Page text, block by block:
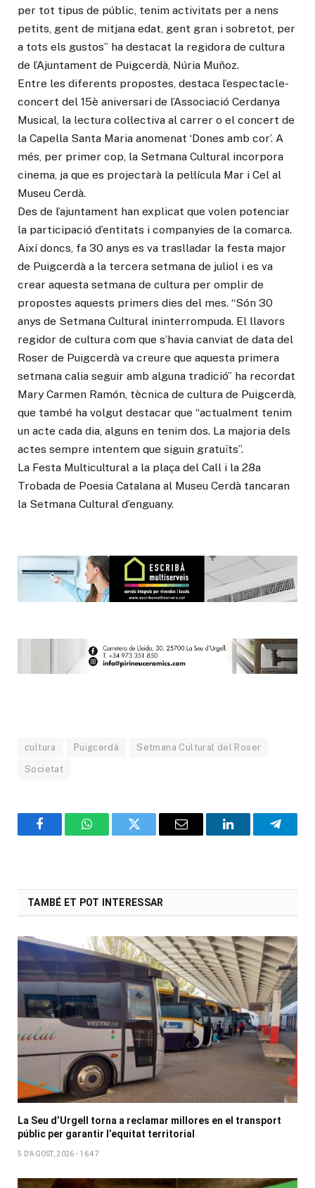
per tot tipus de públic, tenim activitats per a nens
petits, gent de mitjana edat, gent gran i sobretot, per
a tots els gustos” ha destacat la regidora de cultura
de l’Ajuntament de Puigcerdà, Núria Muñoz.
Entre les diferents propostes, destaca l’espectacle-
concert del 15è aniversari de l’Associació Cerdanya
Musical, la lectura col·lectiva al carrer o el concert de
la Capella Santa Maria anomenat ‘Dones amb cor’. A
més, per primer cop, la Setmana Cultural incorpora
cinema, ja que es projectarà la pel·lícula Mar i Cel al
Museu Cerdà.
Des de l’ajuntament han explicat que volen potenciar
la participació d’entitats i companyies de la comarca.
Així doncs, fa 30 anys es va traslladar la festa major
de Puigcerdà a la tercera setmana de juliol i es va
crear aquesta setmana de cultura per omplir de
propostes aquests primers dies del mes. “Són 30
anys de Setmana Cultural ininterrompuda. El llavors
regidor de cultura com que s’havia canviat de data del
Roser de Puigcerdà va creure que aquesta primera
setmana calia seguir amb alguna tradició” ha recordat
Mary Carmen Ramón, tècnica de cultura de Puigcerdà,
que també ha volgut destacar que “actualment tenim
un acte cada dia, alguns en tenim dos. La majoria dels
actes sempre intentem que siguin gratuïts”.
La Festa Multicultural a la plaça del Call i la 28a
Trobada de Poesia Catalana al Museu Cerdà tancaran
la Setmana Cultural d’enguany.
cultura Puigcerdà Setmana Cultural del Roser
Societat
FacebookWhatsAppTwitter Email LinkedIn
TAMBÉ ET POT INTERESSAR
La Seu d’Urgell torna a reclamar millores en el transport
públic per garantir l’equitat territorial
5 D'AGOST, 2026 - 16:47